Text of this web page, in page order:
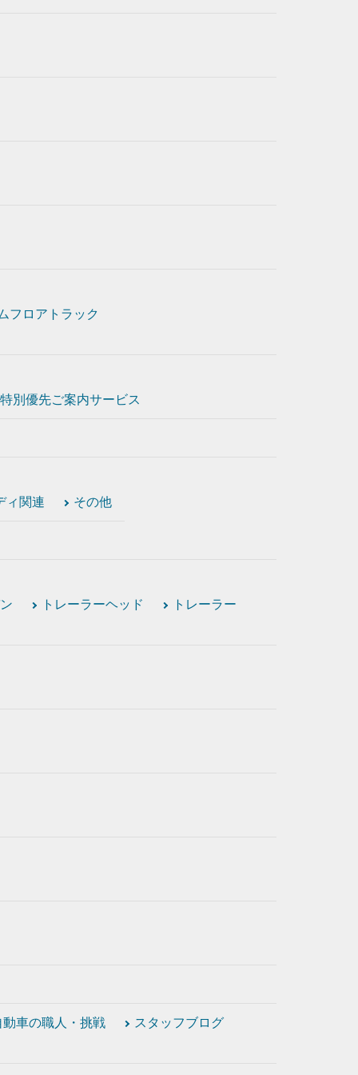
フロアトラック
特別優先ご案内サービス
ィ関連 その他
トレーラーヘッド
トレーラー
動車の職人・挑戦
スタッフブログ